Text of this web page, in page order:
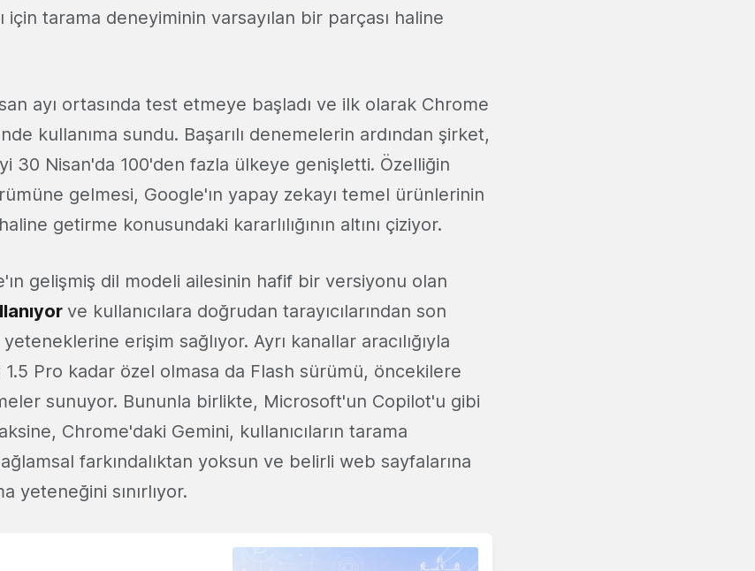
için tarama deneyiminin varsayılan bir parçası haline
ayı ortasında test etmeye başladı ve ilk olarak Chrome
kullanıma sundu. Başarılı denemelerin ardından şirket,
30 Nisan'da 100'den fazla ülkeye genişletti. Özelliğin
gelmesi, Google'ın yapay zekayı temel ürünlerinin
getirme konusundaki kararlılığının altını çiziyor.
gelişmiş dil modeli ailesinin hafif bir versiyonu olan
ve kullanıcılara doğrudan tarayıcılarından son
erişim sağlıyor. Ayrı kanallar aracılığıyla
1.5 Pro kadar özel olmasa da Flash sürümü, öncekilere
sunuyor. Bununla birlikte, Microsoft'un Copilot'u gibi
Chrome'daki Gemini, kullanıcıların tarama
farkındalıktan yoksun ve belirli web sayfalarına
yeteneğini sınırlıyor.